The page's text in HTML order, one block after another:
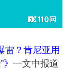
雷？肯尼亚用
一文中报道